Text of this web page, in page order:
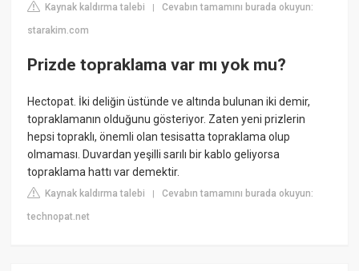
Kaynak kaldırma talebi |Cevabın tamamını burada okuyun:
starakim.com
Prizde topraklama var mı yok mu?
Hectopat. İki deliğin üstünde ve altında bulunan iki demir,
topraklamanın olduğunu gösteriyor. Zaten yeni prizlerin
hepsi topraklı, önemli olan tesisatta topraklama olup
olmaması. Duvardan yeşilli sarılı bir kablo geliyorsa
topraklama hattı var demektir.
Kaynak kaldırma talebi |Cevabın tamamını burada okuyun:
technopat.net